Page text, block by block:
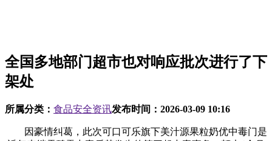
全国多地部门超市也对响应批次进行了下
架处
所属分类： 食品安全资讯发布时间： 2026-03-09 10:16
因豪情纠葛，此次可口可乐旗下美汁源果粒奶优中毒门是